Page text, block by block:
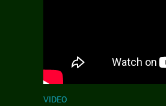
VIDEO